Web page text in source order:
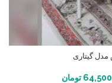
گیتاری
تومان